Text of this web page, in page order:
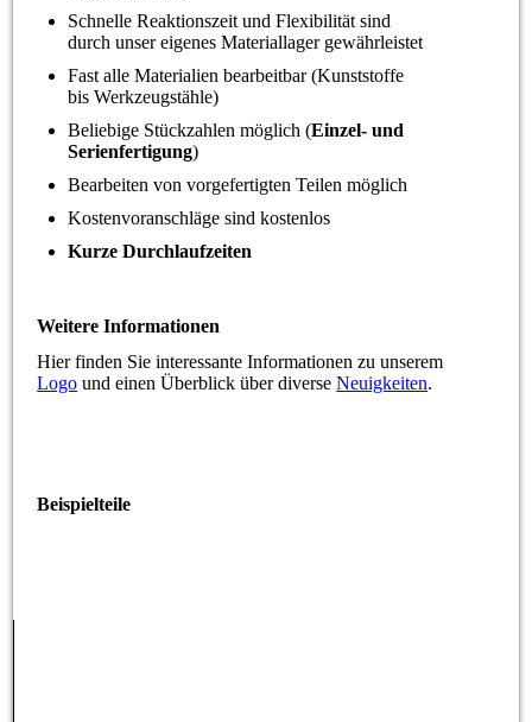
Schnelle Reaktionszeit und Flexibilität sind
durch unser eigenes Materiallager gewährleistet
Fast alle Materialien bearbeitbar (Kunststoffe
bis Werkzeugstähle)
Beliebige Stückzahlen möglich (Einzel- und
Serienfertigung)
Bearbeiten von vorgefertigten Teilen möglich
Kostenvoranschläge sind kostenlos
Kurze Durchlaufzeiten
Weitere Informationen
Hier finden Sie interessante Informationen zu unserem
Logo und einen Überblick über diverseNeuigkeiten.
Beispielteile